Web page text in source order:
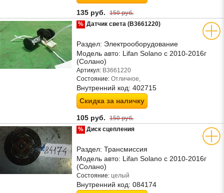
135 руб. 150 руб.
% Датчик света (B3661220)
Раздел: Электрооборудование
Модель авто: Lifan Solano с 2010-2016г
(Солано)
Артикул: B3661220
Состояние: Отличное,
Внутренний код: 402715
Скидка за наличку
105 руб. 150 руб.
% Диск сцепления
Раздел: Трансмиссия
Модель авто: Lifan Solano с 2010-2016г
(Солано)
Состояние: целый
Внутренний код: 084174